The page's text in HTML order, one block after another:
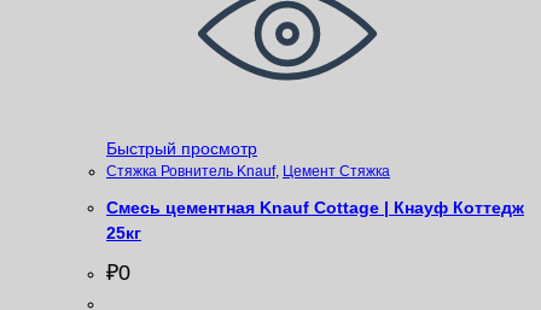
Быстрый просмотр
Стяжка Ровнитель Knauf, Цемент Стяжка
Смесь цементная Knauf Cottage | Кнауф Коттедж
25кг
₽0